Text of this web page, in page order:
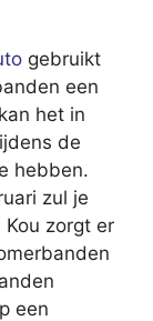
gebruikt
een
het in
de
hebben.
zul je
Kou zorgt er
een